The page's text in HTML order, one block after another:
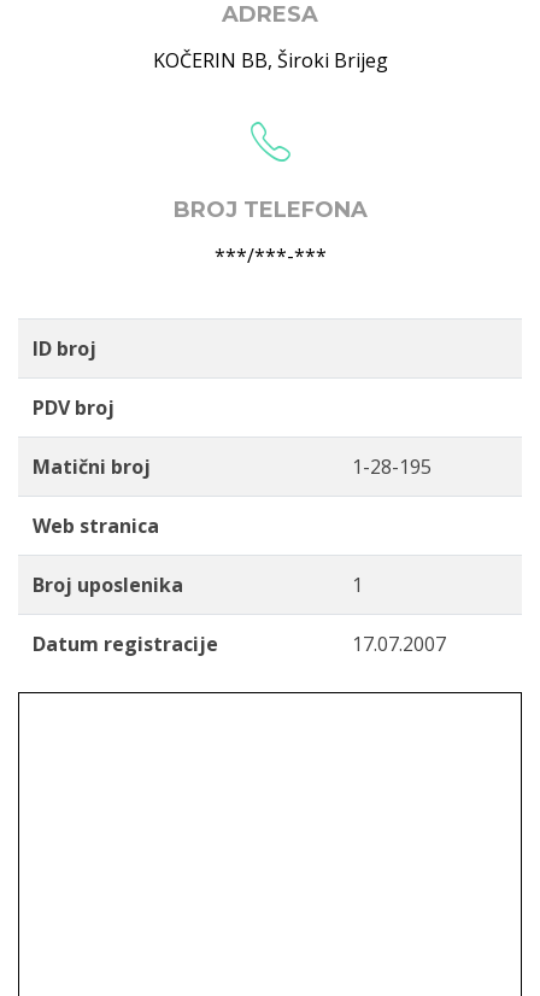
ADRESA
KOČERIN BB, Široki Brijeg
BROJ TELEFONA
***/***-***
ID broj
PDV broj
Matični broj 1-28-195
Web stranica
Broj uposlenika 1
Datum registracije 17.07.2007